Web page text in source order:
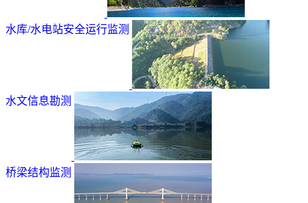
水库/水电站安全运行监测
水文信息勘测
桥梁结构监测